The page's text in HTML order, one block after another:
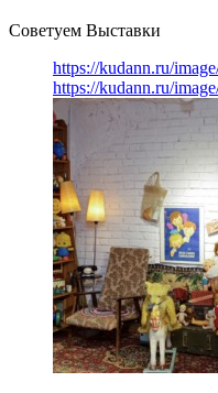
Советуем Выставки
https://kudann.ru/
https://kudann.ru/